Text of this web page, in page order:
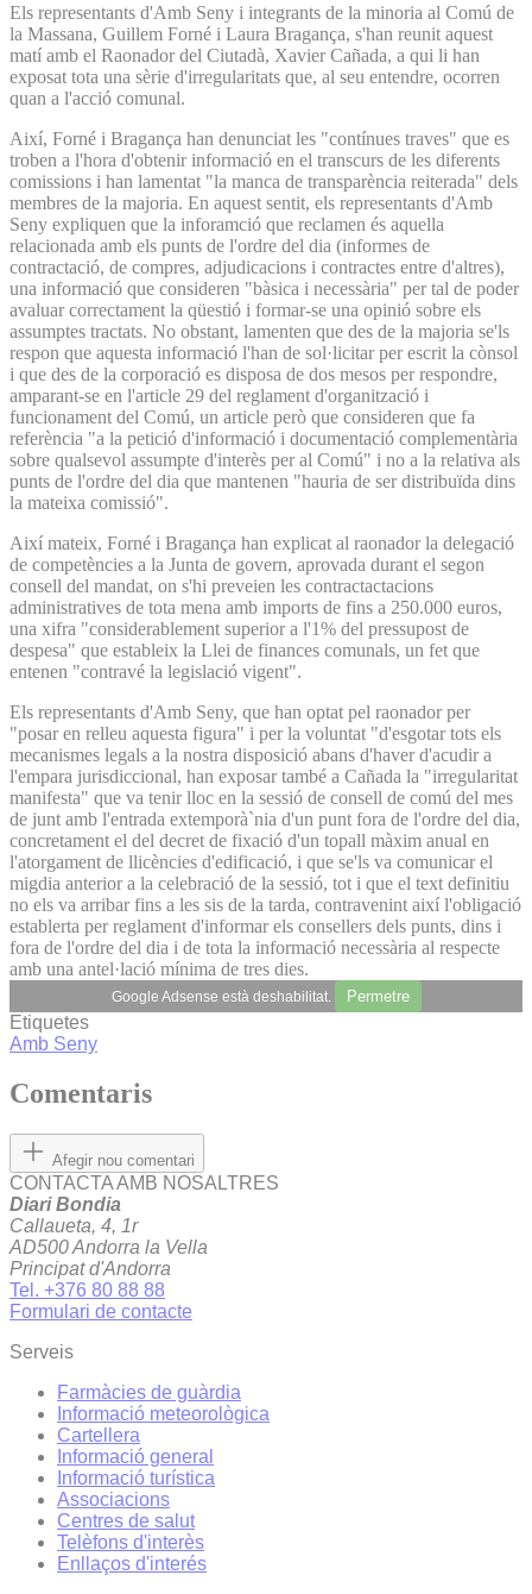
Els representants d'Amb Seny i integrants de la minoria al Comú de
la Massana, Guillem Forné i Laura Bragança, s'han reunit aquest
matí amb el Raonador del Ciutadà, Xavier Cañada, a qui li han
exposat tota una sèrie d'irregularitats que, al seu entendre, ocorren
quan a l'acció comunal.
Així, Forné i Bragança han denunciat les "contínues traves" que es
troben a l'hora d'obtenir informació en el transcurs de les diferents
comissions i han lamentat "la manca de transparència reiterada" dels
membres de la majoria. En aquest sentit, els representants d'Amb
Seny expliquen que la inforamció que reclamen és aquella
relacionada amb els punts de l'ordre del dia (informes de
contractació, de compres, adjudicacions i contractes entre d'altres),
una informació que consideren "bàsica i necessària" per tal de poder
avaluar correctament la qüestió i formar-se una opinió sobre els
assumptes tractats. No obstant, lamenten que des de la majoria se'ls
respon que aquesta informació l'han de sol·licitar per escrit la cònsol
i que des de la corporació es disposa de dos mesos per respondre,
amparant-se en l'article 29 del reglament d'organització i
funcionament del Comú, un article però que consideren que fa
referència "a la petició d'informació i documentació complementària
sobre qualsevol assumpte d'interès per al Comú" i no a la relativa als
punts de l'ordre del dia que mantenen "hauria de ser distribuïda dins
la mateixa comissió".
Així mateix, Forné i Bragança han explicat al raonador la delegació
de competències a la Junta de govern, aprovada durant el segon
consell del mandat, on s'hi preveien les contractactacions
administratives de tota mena amb imports de fins a 250.000 euros,
una xifra "considerablement superior a l'1% del pressupost de
despesa" que estableix la Llei de finances comunals, un fet que
entenen "contravé la legislació vigent".
Els representants d'Amb Seny, que han optat pel raonador per
"posar en relleu aquesta figura" i per la voluntat "d'esgotar tots els
mecanismes legals a la nostra disposició abans d'haver d'acudir a
l'empara jurisdiccional, han exposar també a Cañada la "irregularitat
manifesta" que va tenir lloc en la sessió de consell de comú del mes
de junt amb l'entrada extemporà`nia d'un punt fora de l'ordre del dia,
concretament el del decret de fixació d'un topall màxim anual en
l'atorgament de llicències d'edificació, i que se'ls va comunicar el
migdia anterior a la celebració de la sessió, tot i que el text definitiu
no els va arribar fins a les sis de la tarda, contravenint així l'obligació
establerta per reglament d'informar els consellers dels punts, dins i
fora de l'ordre del dia i de tota la informació necessària al respecte
amb una antel·lació mínima de tres dies.
Google Adsense està deshabilitat. Permetre
Etiquetes
Amb Seny
Comentaris
Afegir nou comentari
CONTACTA AMB NOSALTRES
Diari Bondia
Callaueta, 4, 1r
AD500 Andorra la Vella
Principat d'Andorra
Tel. +376 80 88 88
Formulari de contacte
Serveis
Farmàcies de guàrdia
Informació meteorològica
Cartellera
Informació general
Informació turística
Associacions
Centres de salut
Telèfons d'interès
Enllaços d'interés